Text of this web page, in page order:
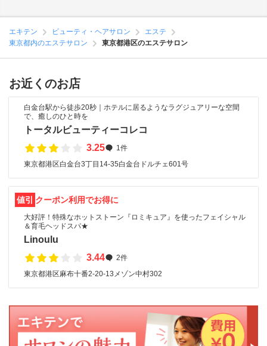
エキテン ビューティ・ヘアサロン
エステ
東京都内のエステサロン
東京都港区のエステサロン
お近くのお店
白金台駅から徒歩20秒｜ホテルに居るようなラグジュアリーな空間
で、癒しのひと時を
トータルビューティーコレコ
3.25
1件
東京都港区白金台3丁目14-35白金台ドルチェ601号
値引 クーポン利用でお得に
大好評！特殊なホットストーン『ロミキュア』を使ったフェイシャル
＆育毛ヘッドスパ★
Linoulu
3.44
2件
東京都港区麻布十番2-20-13メゾン中村302